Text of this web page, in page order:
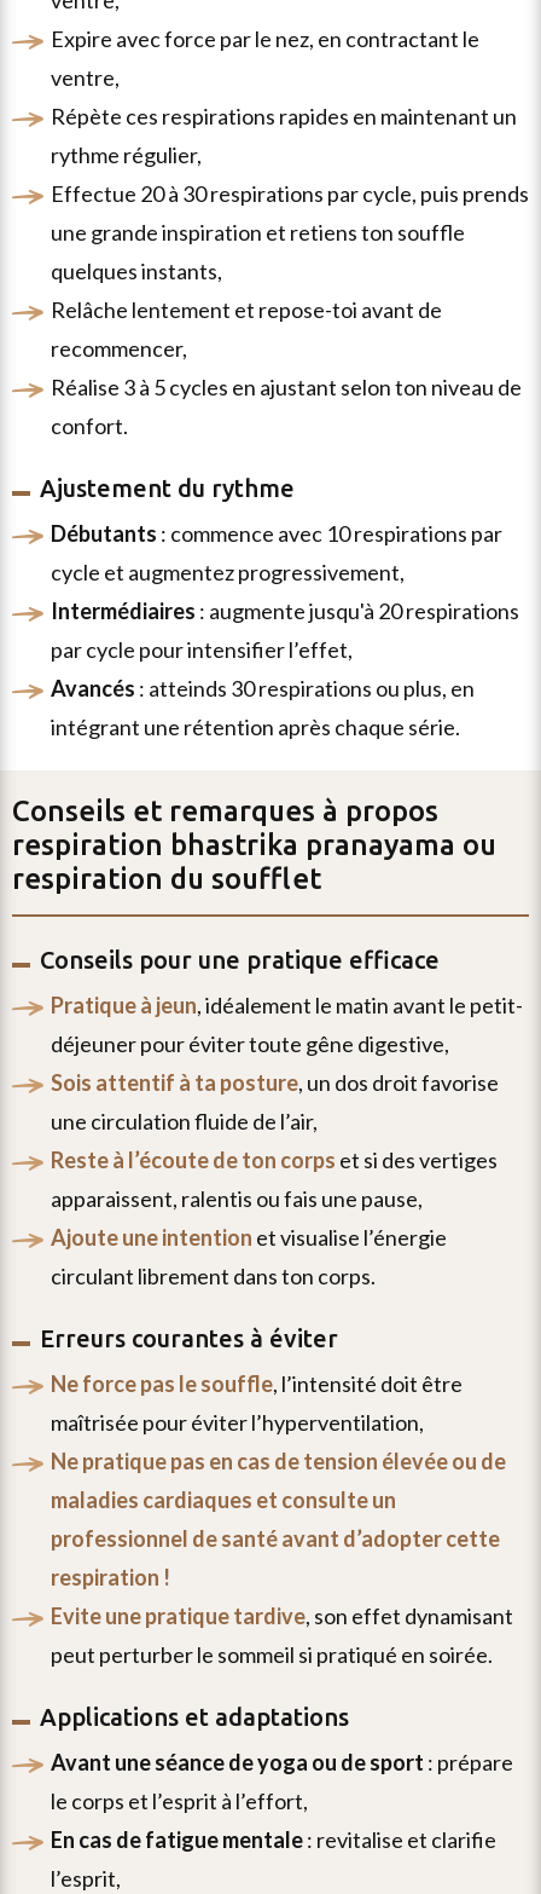
expire avec force par le nez, en contractant le
ventre,
répète ces respirations rapides en maintenant un
rythme régulier,
effectue 20 à 30 respirations par cycle, puis prends
une grande inspiration et retiens ton souffle
quelques instants,
relâche lentement et repose-toi avant de
recommencer,
réalise 3 à 5 cycles en ajustant selon ton niveau de
confort.
Ajustement du rythme
débutants : commence avec 10 respirations par
cycle et augmentez progressivement,
intermédiaires : augmente jusqu'à 20 respirations
par cycle pour intensifier l’effet,
avancés : atteinds 30 respirations ou plus, en
intégrant une rétention après chaque série.
Conseils et remarques à propos
respiration bhastrika pranayama ou
respiration du soufflet
Conseils pour une pratique efficace
pratique à jeun, idéalement le matin avant le petit-
déjeuner pour éviter toute gêne digestive,
sois attentif à ta posture, un dos droit favorise
une circulation fluide de l’air,
reste à l’écoute de ton corps et si des vertiges
apparaissent, ralentis ou fais une pause,
ajoute une intention et visualise l’énergie
circulant librement dans ton corps.
Erreurs courantes à éviter
ne force pas le souffle, l’intensité doit être
maîtrisée pour éviter l’hyperventilation,
ne pratique pas en cas de tension élevée ou de
maladies cardiaques et consulte un
professionnel de santé avant d’adopter cette
respiration !
evite une pratique tardive, son effet dynamisant
peut perturber le sommeil si pratiqué en soirée.
Applications et adaptations
avant une séance de yoga ou de sport : prépare
le corps et l’esprit à l’effort,
en cas de fatigue mentale: revitalise et clarifie
l’esprit,